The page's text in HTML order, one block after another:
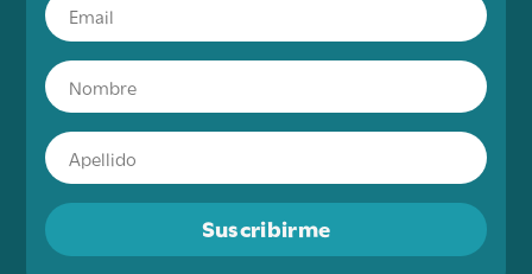
Suscribirme